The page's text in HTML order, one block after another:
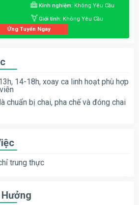
Kinh nghiệm: Không Yêu Cầu
Giới tính: Không Yêu Cầu
Ứng Tuyển Ngay
14-18h, xoay ca linh hoạt phù hợp
chuẩn bị chai, pha chế và đóng chai
trung thực